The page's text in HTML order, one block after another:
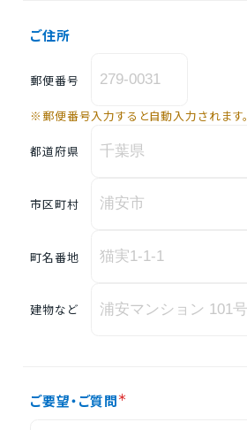
ご住所
郵便番号
※郵便番号入力すると自動入力されます。
都道府県
市区町村
町名番地
建物など
ご要望・ご質問